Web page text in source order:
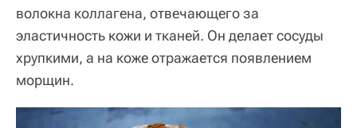
волокна коллагена, отвечающего за
эластичность кожи и тканей. Он делает сосуды
хрупкими, а на коже отражается появлением
морщин.